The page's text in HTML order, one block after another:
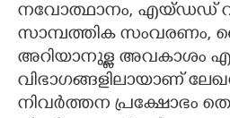
നവോത്ഥാനം,​ എയ്ഡഡ്
സാമ്പത്തിക സംവരണം,​
അറിയാനുള്ള അവകാശം
വിഭാഗങ്ങളിലായാണ്
നിവർത്തന പ്രക്ഷോഭം